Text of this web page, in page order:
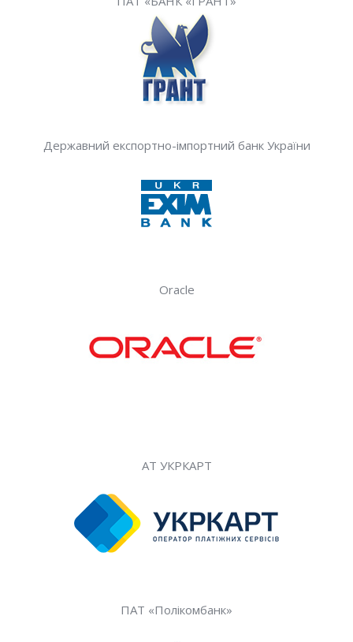
Державний експортно-імпортний банк України
Oracle
АТ УКРКАРТ
ПАТ «Полікомбанк»